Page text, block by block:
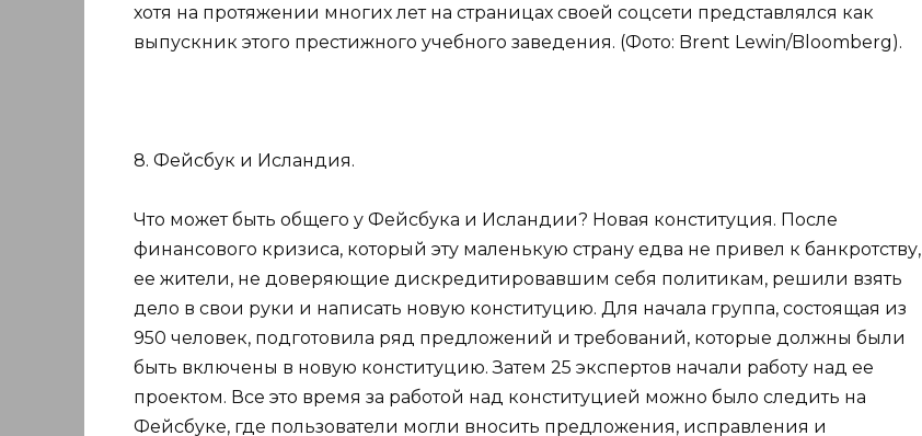
хотя на протяжении многих лет на страницах своей соцсети представлялся как
выпускник этого престижного учебного заведения. (Фото: Brent Lewin/Bloomberg).
8. Фейсбук и Исландия.
Что может быть общего у Фейсбука и Исландии? Новая конституция. После
финансового кризиса, который эту маленькую страну едва не привел к банкротству,
ее жители, не доверяющие дискредитировавшим себя политикам, решили взять
дело в свои руки и написать новую конституцию. Для начала группа, состоящая из
950 человек, подготовила ряд предложений и требований, которые должны были
быть включены в новую конституцию. Затем 25 экспертов начали работу над ее
проектом. Все это время за работой над конституцией можно было следить на
Фейсбуке, где пользователи могли вносить предложения, исправления и